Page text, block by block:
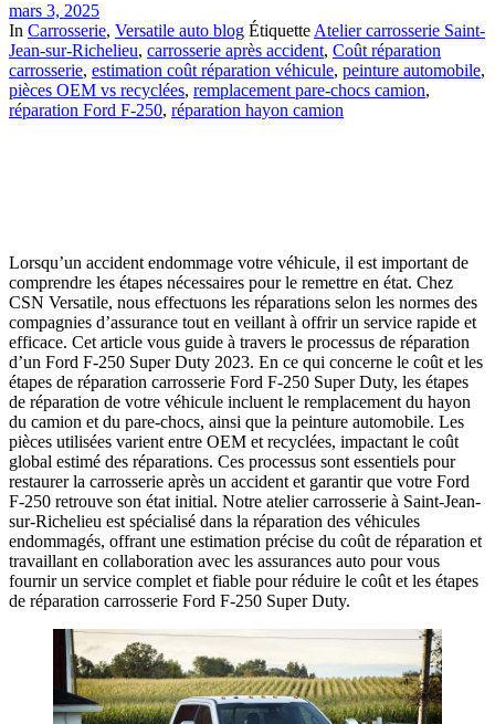
mars 3, 2025
In Carrosserie, Versatile auto blog Étiquette Atelier carrosserie Saint-
Jean-sur-Richelieu, carrosserie après accident, Coût réparation
carrosserie, estimation coût réparation véhicule, peinture automobile,
pièces OEM vs recyclées, remplacement pare-chocs camion,
réparation Ford F-250, réparation hayon camion
Lorsqu’un accident endommage votre véhicule, il est important de
comprendre les étapes nécessaires pour le remettre en état. Chez
CSN Versatile, nous effectuons les réparations selon les normes des
compagnies d’assurance tout en veillant à offrir un service rapide et
efficace. Cet article vous guide à travers le processus de réparation
d’un Ford F-250 Super Duty 2023. En ce qui concerne le coût et les
étapes de réparation carrosserie Ford F-250 Super Duty, les étapes
de réparation de votre véhicule incluent le remplacement du hayon
du camion et du pare-chocs, ainsi que la peinture automobile. Les
pièces utilisées varient entre OEM et recyclées, impactant le coût
global estimé des réparations. Ces processus sont essentiels pour
restaurer la carrosserie après un accident et garantir que votre Ford
F-250 retrouve son état initial. Notre atelier carrosserie à Saint-Jean-
sur-Richelieu est spécialisé dans la réparation des véhicules
endommagés, offrant une estimation précise du coût de réparation et
travaillant en collaboration avec les assurances auto pour vous
fournir un service complet et fiable pour réduire le coût et les étapes
de réparation carrosserie Ford F-250 Super Duty.